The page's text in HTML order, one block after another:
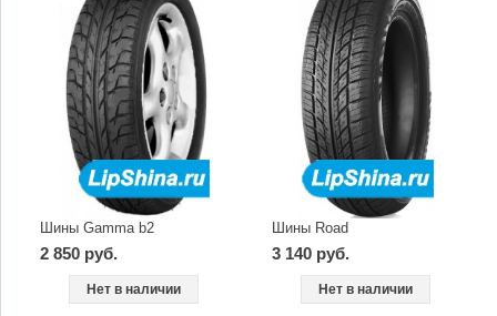
Шины Gamma b2
2 850 руб.
Нет в наличии
Шины Road
3 140 руб.
Нет в наличии